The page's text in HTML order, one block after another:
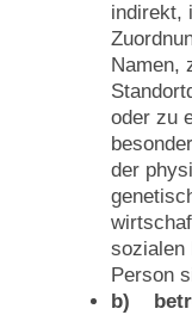
indirekt,
Namen,
oder zu
der
sozialen
Person
b)